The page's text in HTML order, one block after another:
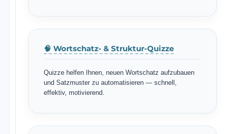
🧠 Wortschatz- & Struktur-Quizze
Quizze helfen Ihnen, neuen Wortschatz aufzubauen
und Satzmuster zu automatisieren — schnell,
effektiv, motivierend.